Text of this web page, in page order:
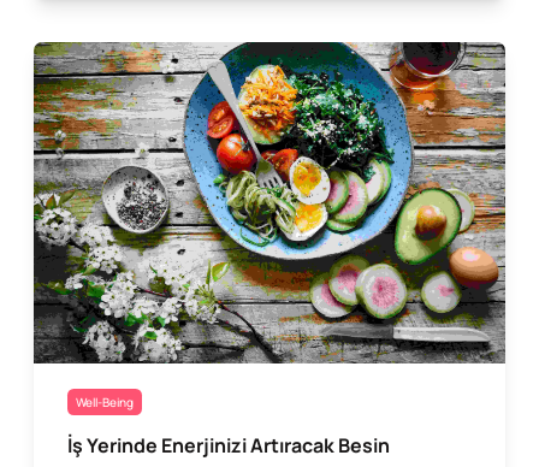
Well-Being
İş Yerinde Enerjinizi Artıracak Besin